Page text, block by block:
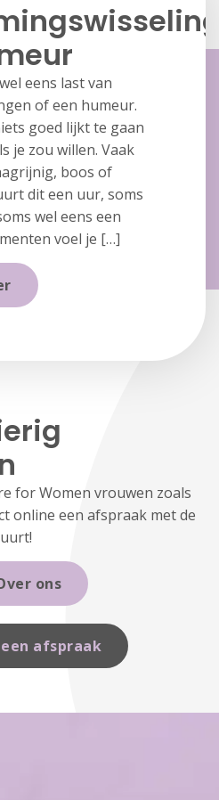
eens last van
of een humeur.
goed lijkt te gaan
je zou willen. Vaak
boos of
dit een uur, soms
wel eens een
voel je […]
for Women vrouwen zoals
online een afspraak met de
ons
afspraak